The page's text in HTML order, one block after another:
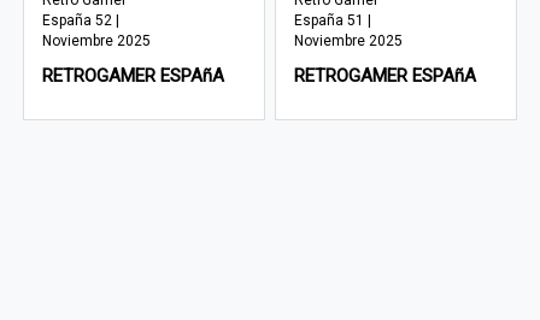
España 52 |
Noviembre 2025
RETROGAMER ESPAñA
España 51 |
Noviembre 2025
RETROGAMER ESPAñA